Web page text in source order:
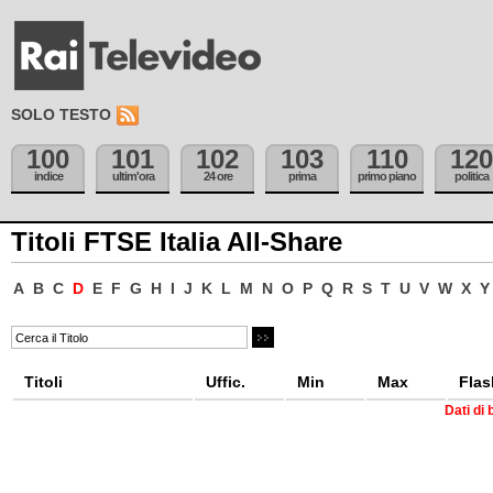
SOLO TESTO
100
indice
101
ultim'ora
102
24 ore
103
prima
110
primo piano
120
politica
Titoli FTSE Italia All-Share
A B C D E F G H I J K L M N O P Q R S T U V W X Y
Titoli Uffic. Min Max
Dati di